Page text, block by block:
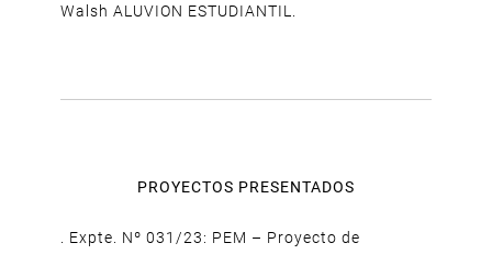
Walsh ALUVION ESTUDIANTIL.
PROYECTOS PRESENTADOS
. Expte. Nº 031/23: PEM – Proyecto de